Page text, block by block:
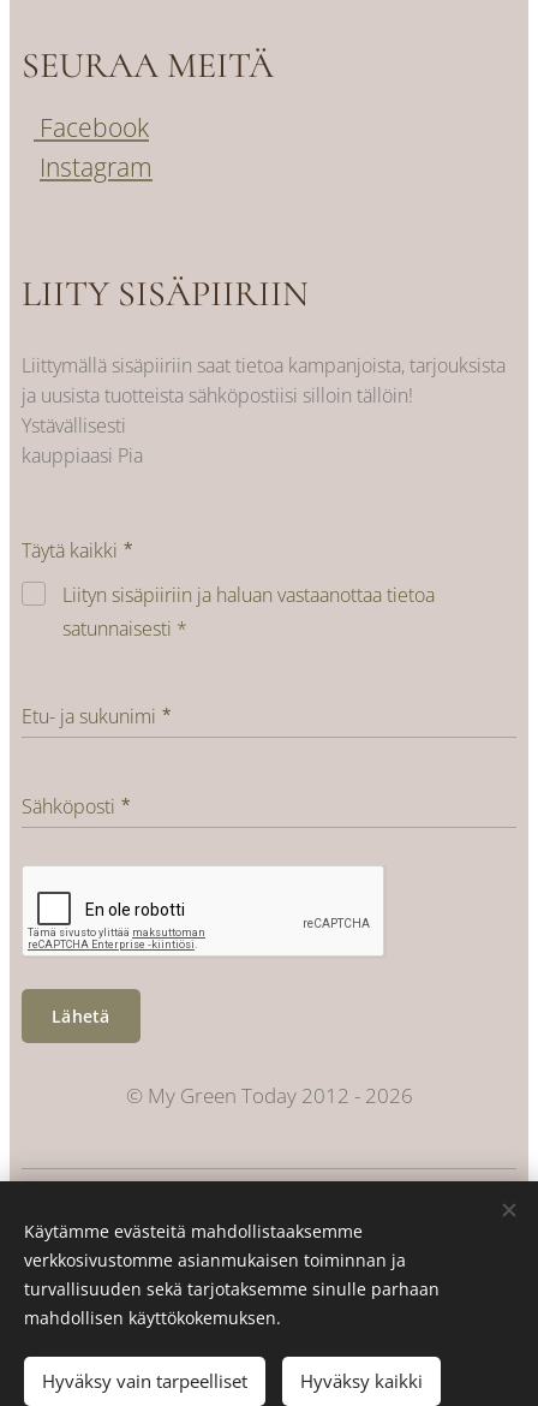
Lisää ostoskoriin
SEURAA MEITÄ
Facebook
Instagram
LIITY SISÄPIIRIIN
Liittymällä sisäpiiriin saat tietoa kampanjoista, tarjouksista
ja uusista tuotteista sähköpostiisi silloin tällöin!
Ystävällisesti
kauppiaasi Pia
Täytä kaikki
Liityn sisäpiiriin ja haluan vastaanottaa tietoa
satunnaisesti *
Etu- ja sukunimi
Sähköposti
Lähetä
© My Green Today 2012 - 2026
Kielet
Suomi
Svenska
Käytämme evästeitä mahdollistaaksemme
verkkosivustomme asianmukaisen toiminnan ja
turvallisuuden sekä tarjotaksemme sinulle parhaan
mahdollisen käyttökokemuksen.
Hyväksy vain tarpeelliset Hyväksy kaikki